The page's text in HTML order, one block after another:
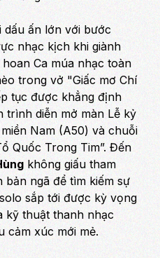
dấu ấn lớn với bước
nhạc kịch khi giành
Ca múa nhạc toàn
trong vở "Giấc mơ Chí
tục được khẳng định
trình diễn mở màn Lễ kỷ
Nam (A50) và chuỗi
Quốc Trong Tim”. Đến
không giấu tham
ngã để tìm kiếm sự
sắp tới được kỳ vọng
kỹ thuật thanh nhạc
cảm xúc mới mẻ.